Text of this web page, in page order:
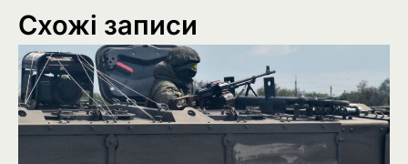
Схожі записи